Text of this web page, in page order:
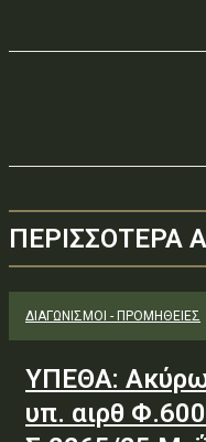
ΠΕΡΙΣΣΟΤΕΡΑ
ΔΙΑΓΩΝΙΣΜΟΊ - ΠΡΟΜΉΘΕΙΕΣ
ΥΠΕΘΑ:
υπ. αιρθ